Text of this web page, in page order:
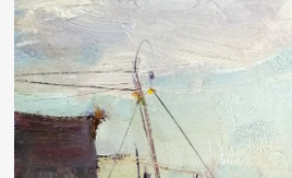
О нас
События
Другие проекты